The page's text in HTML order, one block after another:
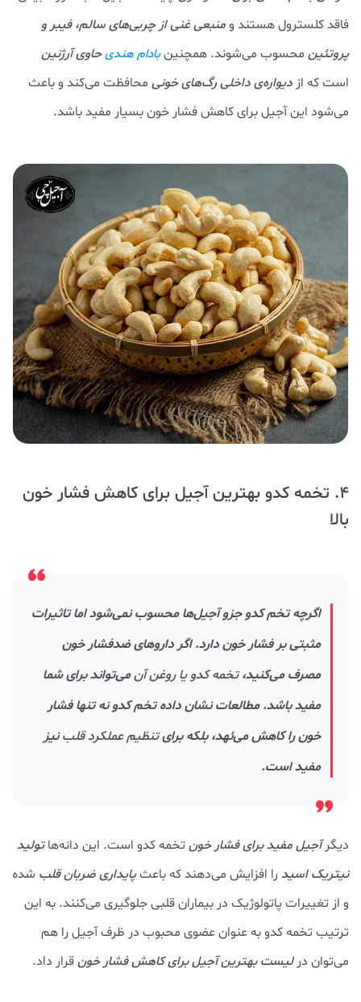
فاقد کلسترول هستند ومنبعی غنی از چربی‌های سالم، فیبر و
پروتئین محسوب می‌شوند. همچنینبادام هندیحاوی آرژنین
است که از دیواره‌ی داخلی رگ‌های خونی محافظت می‌کند و باعث
می‌شود این آجیل برای کاهش فشار خون بسیار مفید باشد.
4. تخمه کدو بهترین آجیل برای کاهش فشار خون
بالا
اگرچه تخم کدو جزو آجیل‌ها محسوب نمی‌شود اما تاثیرات
مثبتی بر فشار خون دارد. اگر داروهای ضدفشار خون
مصرف می‌کنید،تخمه کدو یا روغن آنمی‌تواند برای شما
مفید باشد. مطالعات نشان داده تخم کدو نه تنها فشار
خون را کاهش می‌ئهد، بلکه برایتنظیم عملکرد قلبنیز
مفید است.
دیگرآجیل مفید برای فشار خون تخمه کدو است. این دانه‌هاتولید
نیتریک اسید را افزایش می‌دهند که باعثپایداری ضربان قلب شده
و از تغییرات پاتولوژیک در بیماران قلبی جلوگیری می‌کنند. به این
ترتیب تخمه کدو به عنوان عضوی محبوب در ظرف آجیل را هم
می‌توان درلیست بهترین آجیل برای کاهش فشار خون قرار داد.